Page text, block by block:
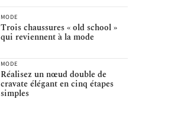
MODE
Trois chaussures « old school »
qui reviennent à la mode
MODE
Réalisez un nœud double de
cravate élégant en cinq étapes
simples